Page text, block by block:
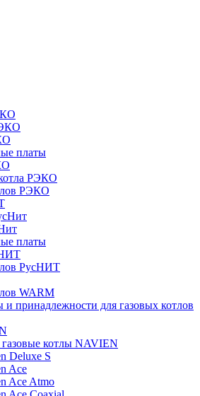
платы
РЭКО
РЭКО
платы
РусНИТ
WARM
и принадлежности для газовых котлов
котлы NAVIEN
Deluxe S
Ace
Ace Atmo